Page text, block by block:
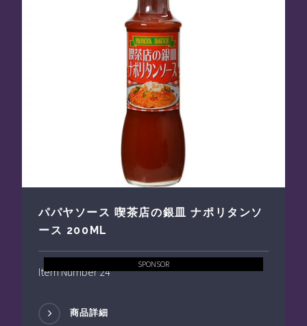
パパヤソース 喫茶店の銀皿 ナポリタンソ
ース 200ML
Item Number 24
商品詳細
SPONSOR